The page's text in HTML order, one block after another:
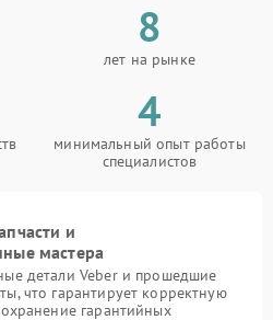
8
лет на рынке
4
минимальный опыт работы
специалистов
и
мастера
детали Veber и прошедшие
что гарантирует корректную
гарантийных